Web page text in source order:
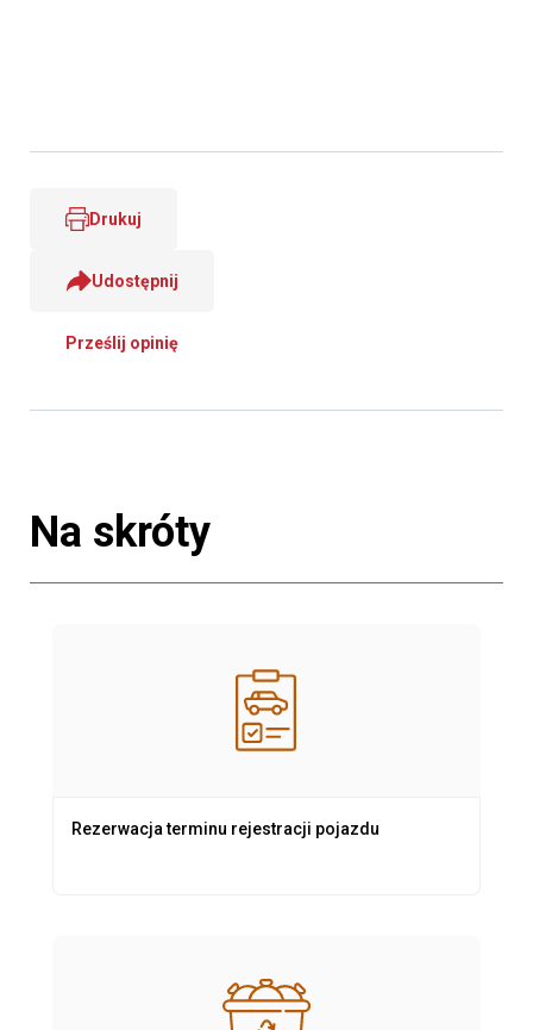
Drukuj
Udostępnij
Prześlij opinię
Na skróty
Rezerwacja terminu rejestracji pojazdu